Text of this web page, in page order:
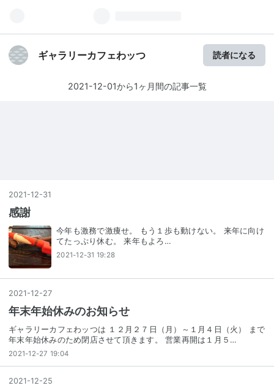
ギャラリーカフェわッつ 読者になる
2021-12-01から1ヶ月間の記事一覧
2021 -12-31
感謝
今年も激務で激痩せ。 もう１歩も動けない。 来年に向け
てたっぷり休む。 来年もよろ…
2021-12-31 19:28
2021 -12-27
年末年始休みのお知らせ
ギャラリーカフェわッつは １２月２７日（月）～１月４日（火） まで
年末年始休みのため閉店させて頂きます。 営業再開は１月５…
2021-12-27 19:04
2021-12-25